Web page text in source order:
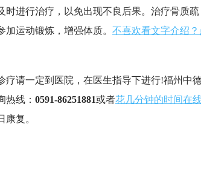
进行治疗，以免出现不良后果。治疗骨质疏
运动锻炼，增强体质。 不喜欢看文字介绍？
请一定到医院，在医生指导下进行!福州中
热线： 0591-86251881或者花几分钟的时间在
复。